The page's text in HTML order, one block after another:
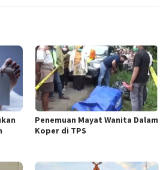
Penemuan Mayat Wanita Dalam
Koper di TPS